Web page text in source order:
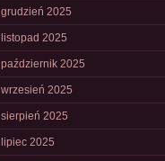
grudzień 2025
listopad 2025
październik 2025
wrzesień 2025
sierpień 2025
lipiec 2025